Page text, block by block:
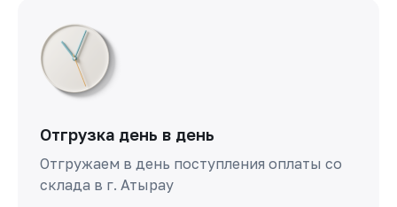
Отгрузка день в день
Отгружаем в день поступления оплаты со
склада в г. Атырау